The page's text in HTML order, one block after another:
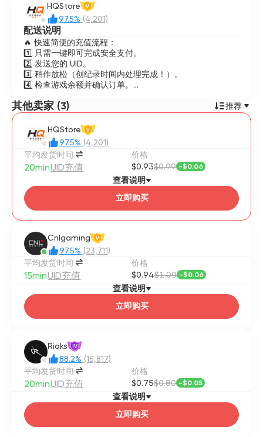
HQStore V
97.5% (4,201)
配送说明
🔥 快速简便的充值流程：
1️⃣ 只需一键即可完成安全支付。
2️⃣ 发送您的 UID。
3️⃣ 稍作放松（创纪录时间内处理完成！）。
4️⃣ 检查游戏余额并确认订单。
✨ 为什么选择我们？
🔒 100% 安全可靠：无需登录账户——您的隐私受到保护。
对所有玩家来说都完美且无忧。
⚠️ 重要提示：
请仔细核对您的信息！UID 错误 = 无法退款。
一旦开始处理，订单将无法取消或更改。
其他卖家 (3) 推荐
HQStore V
97.5% (4,201)
平均发货时间
20minUID充值
价格
$0.93$0.99 -$0.06
立即购买
查看说明
Cnlgaming V
97.5% (23,711)
平均发货时间
15minUID充值
价格
$0.94$1.00 -$0.06
立即购买
查看说明
Riaks IV
88.2% (15,817)
平均发货时间
20minUID充值
价格
$0.75$0.80 -$0.05
立即购买
查看说明